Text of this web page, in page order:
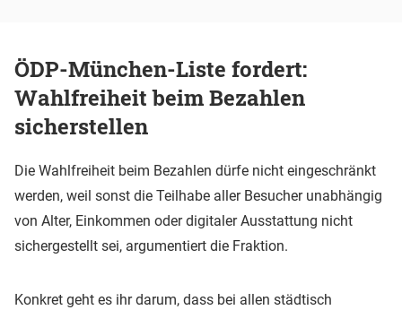
ÖDP-München-Liste fordert:
Wahlfreiheit beim Bezahlen
sicherstellen
Die Wahlfreiheit beim Bezahlen dürfe nicht eingeschränkt
werden, weil sonst die Teilhabe aller Besucher unabhängig
von Alter, Einkommen oder digitaler Ausstattung nicht
sichergestellt sei, argumentiert die Fraktion.
Konkret geht es ihr darum, dass bei allen städtisch